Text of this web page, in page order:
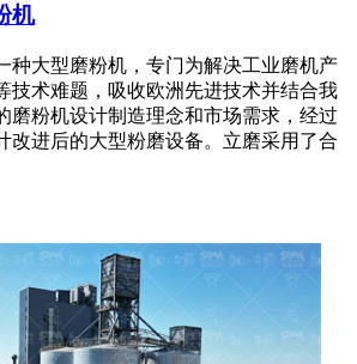
机
种大型磨粉机，专门为解决工业磨机产
技术难题，吸收欧洲先进技术并结合我
磨粉机设计制造理念和市场需求，经过
改进后的大型粉磨设备。立磨采用了合